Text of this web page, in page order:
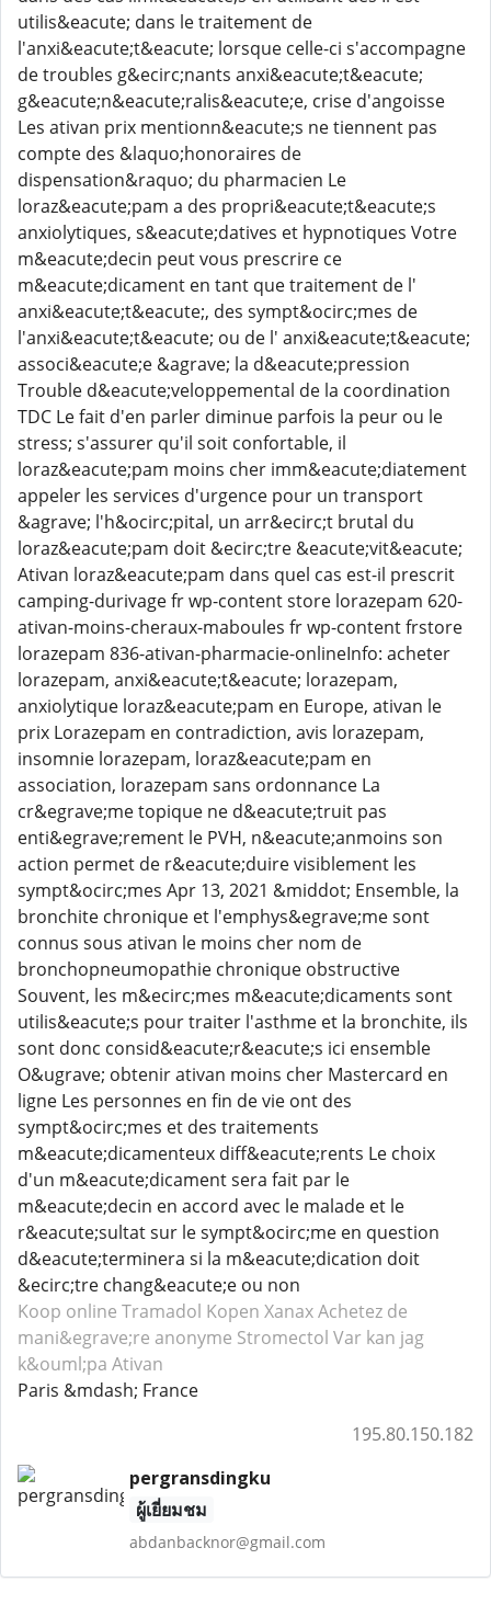
utilis&eacute; dans le traitement de
l'anxi&eacute;t&eacute; lorsque celle-ci s'accompagne
de troubles g&ecirc;nants anxi&eacute;t&eacute;
g&eacute;n&eacute;ralis&eacute;e, crise d'angoisse
Les ativan prix mentionn&eacute;s ne tiennent pas
compte des &laquo;honoraires de
dispensation&raquo; du pharmacien Le
loraz&eacute;pam a des propri&eacute;t&eacute;s
anxiolytiques, s&eacute;datives et hypnotiques Votre
m&eacute;decin peut vous prescrire ce
m&eacute;dicament en tant que traitement de l'
anxi&eacute;t&eacute;, des sympt&ocirc;mes de
l'anxi&eacute;t&eacute; ou de l' anxi&eacute;t&eacute;
associ&eacute;e &agrave; la d&eacute;pression
Trouble d&eacute;veloppemental de la coordination
TDC Le fait d'en parler diminue parfois la peur ou le
stress; s'assurer qu'il soit confortable, il
loraz&eacute;pam moins cher imm&eacute;diatement
appeler les services d'urgence pour un transport
&agrave; l'h&ocirc;pital, un arr&ecirc;t brutal du
loraz&eacute;pam doit &ecirc;tre &eacute;vit&eacute;
Ativan loraz&eacute;pam dans quel cas est-il prescrit
camping-durivage fr wp-content store lorazepam 620-
ativan-moins-cheraux-maboules fr wp-content frstore
lorazepam 836-ativan-pharmacie-onlineInfo: acheter
lorazepam, anxi&eacute;t&eacute; lorazepam,
anxiolytique loraz&eacute;pam en Europe, ativan le
prix Lorazepam en contradiction, avis lorazepam,
insomnie lorazepam, loraz&eacute;pam en
association, lorazepam sans ordonnance La
cr&egrave;me topique ne d&eacute;truit pas
enti&egrave;rement le PVH, n&eacute;anmoins son
action permet de r&eacute;duire visiblement les
sympt&ocirc;mes Apr 13, 2021 &middot; Ensemble, la
bronchite chronique et l'emphys&egrave;me sont
connus sous ativan le moins cher nom de
bronchopneumopathie chronique obstructive
Souvent, les m&ecirc;mes m&eacute;dicaments sont
utilis&eacute;s pour traiter l'asthme et la bronchite, ils
sont donc consid&eacute;r&eacute;s ici ensemble
O&ugrave; obtenir ativan moins cher Mastercard en
ligne Les personnes en fin de vie ont des
sympt&ocirc;mes et des traitements
m&eacute;dicamenteux diff&eacute;rents Le choix
d'un m&eacute;dicament sera fait par le
m&eacute;decin en accord avec le malade et le
r&eacute;sultat sur le sympt&ocirc;me en question
d&eacute;terminera si la m&eacute;dication doit
&ecirc;tre chang&eacute;e ou non
Koop online Tramadol Kopen XanaxAchetez de
mani&egrave;re anonyme Stromectol Var kan jag
k&ouml;pa Ativan
Paris &mdash; France
195.80.150.182
pergransdingku
ผู้เยี่ยมชม
abdanbacknor@gmail.com